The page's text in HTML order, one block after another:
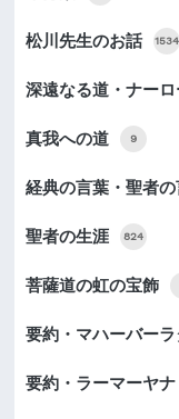
松川先生のお話 1534
深遠なる道・ナー
真我への道 9
経典の言葉・聖者
聖者の生涯 824
菩薩道の虹の宝飾
要約・マハーバーラ
要約・ラーマーヤナ